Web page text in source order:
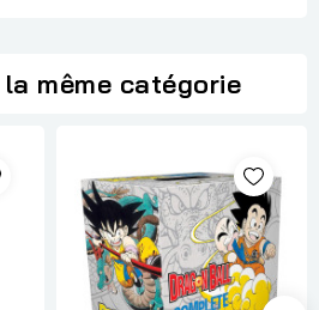
même catégorie